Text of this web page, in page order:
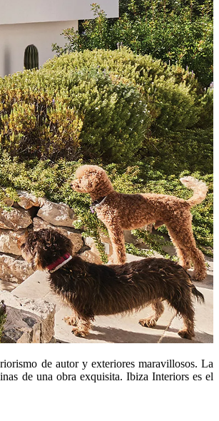
de autor y exteriores maravillosos. La
de una obra exquisita. Ibiza Interiors es el